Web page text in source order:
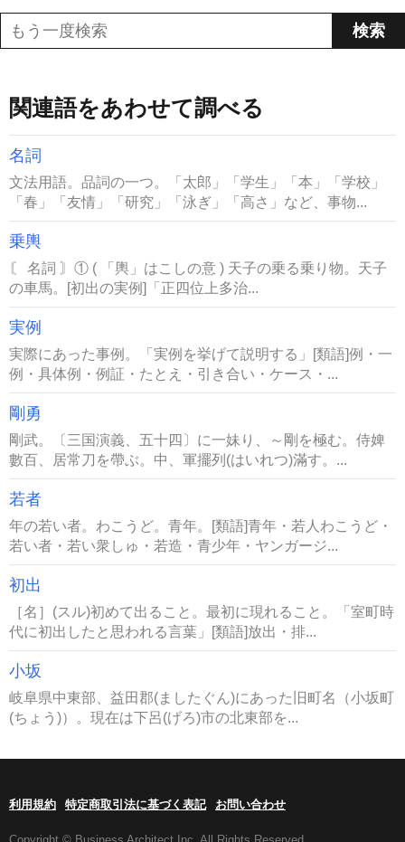
関連語をあわせて調べる
名詞
文法用語。品詞の一つ。「太郎」「学生」「本」「学校」
「春」「友情」「研究」「泳ぎ」「高さ」など、事物...
乗輿
〘 名詞 〙① ( 「輿」はこしの意 ) 天子の乗る乗り物。天子
の車馬。[初出の実例]「正四位上多治...
実例
実際にあった事例。「実例を挙げて説明する」[類語]例・一
例・具体例・例証・たとえ・引き合い・ケース・...
剛勇
剛武。〔三国演義、五十四〕に一妹り、～剛を極む。侍婢
數百、居常刀を帶ぶ。中、軍擺列(はいれつ)滿す。...
若者
年の若い者。わこうど。青年。[類語]青年・若人わこうど・
若い者・若い衆しゅ・若造・青少年・ヤンガージ...
初出
［名］(スル)初めて出ること。最初に現れること。「室町時
代に初出したと思われる言葉」[類語]放出・排...
小坂
岐阜県中東部、益田郡(ましたぐん)にあった旧町名（小坂町
(ちょう)）。現在は下呂(げろ)市の北東部を...
利用規約 特定商取引法に基づく表記 お問い合わせ